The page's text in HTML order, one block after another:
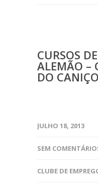
CURSOS
ALEMÃO –
DO CANIÇO
JULHO 18, 2013
SEM
CLUBE DE